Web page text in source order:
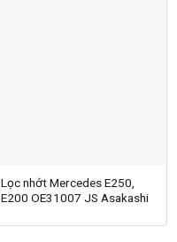
Lọc nhớt Mercedes E250,
E200 OE31007 JS Asakashi